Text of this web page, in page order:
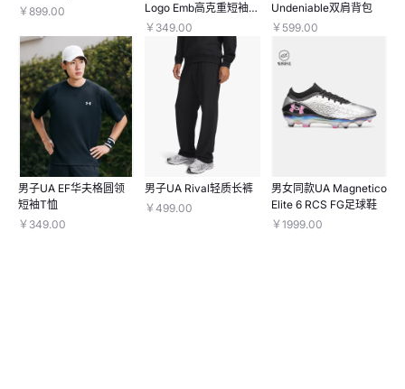
￥899.00
Logo Emb高克重短袖T
恤
￥349.00
Undeniable双肩背包
￥599.00
男子UA EF华夫格圆领
短袖T恤
￥349.00
男子UA Rival轻质长裤
￥499.00
男女同款UA Magnetico
Elite 6 RCS FG足球鞋
￥1999.00